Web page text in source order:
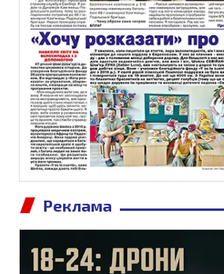
Реклама